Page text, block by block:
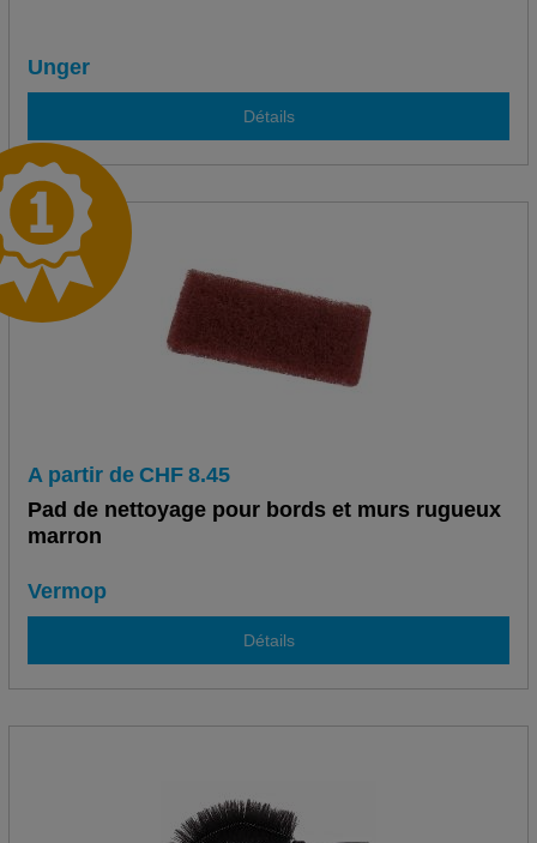
Unger
Détails
A partir de CHF 8.45
Pad de nettoyage pour bords et murs rugueux
marron
Vermop
Détails